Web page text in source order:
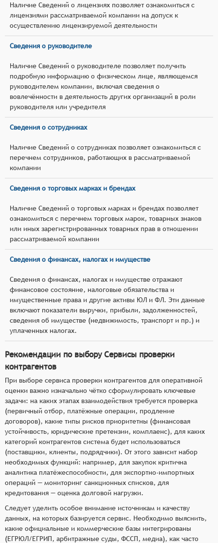
Наличие Сведений о лицензиях позволяет ознакомиться с
лицензиями рассматриваемой компании на допуск к
осуществлению лицензируемой деятельности
Сведения о руководителе
Наличие Сведений о руководителе позволяет получить
подробную информацию о физическом лице, являющемся
руководителем компании, включая сведения о
вовлечённости в деятельность других организаций в роли
руководителя или учредителя
Сведения о сотрудниках
Наличие Сведений о сотрудниках позволяет ознакомиться с
перечнем сотрудников, работающих в рассматриваемой
компании
Сведения о торговых марках и брендах
Наличие Сведений о торговых марках и брендах позволяет
ознакомиться с перечнем торговых марок, товарных знаков
или иных зарегистрированных товарных прав в отношении
рассматриваемой компании
Сведения о финансах, налогах и имуществе
Сведения о финансах, налогах и имуществе отражают
финансовое состояние, налоговые обязательства и
имущественные права и другие активы ЮЛ и ФЛ. Эти данные
включают показатели выручки, прибыли, задолженностей,
сведения об имуществе (недвижимость, транспорт и пр.) и
уплаченных налогах.
Рекомендации по выбору Сервисы проверки
контрагентов
При выборе сервиса проверки контрагентов для оперативной
оценки важно изначально чётко сформулировать ключевые
задачи: на каких этапах взаимодействия требуется проверка
(первичный отбор, платёжные операции, продление
договоров), какие типы рисков приоритетны (финансовая
устойчивость, юридические претензии, комплаенс), для каких
категорий контрагентов система будет использоваться
(поставщики, клиенты, подрядчики). От этого зависит набор
необходимых функций: например, для закупок критична
аналитика платёжеспособности, для экспортно‑импортных
операций — мониторинг санкционных списков, для
кредитования — оценка долговой нагрузки.
Следует уделить особое внимание источникам и качеству
данных, на которых базируется сервис. Необходимо выяснить,
какие официальные и коммерческие базы интегрированы
(ЕГРЮЛ/ЕГРИП, арбитражные суды, ФССП, медиа), как часто